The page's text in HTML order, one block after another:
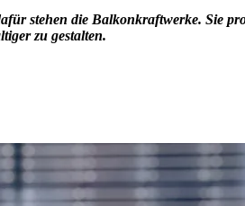
stehen die Balkonkraftwerke. Sie
zu gestalten.